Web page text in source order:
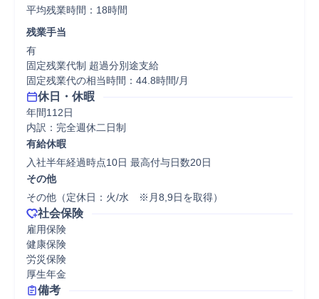
平均残業時間：18時間
残業手当
有
固定残業代制 超過分別途支給
固定残業代の相当時間：44.8時間/月
休日・休暇
年間112日
内訳：完全週休二日制
有給休暇
入社半年経過時点10日 最高付与日数20日
その他
その他（定休日：火/水　※月8,9日を取得）
社会保険
雇用保険
健康保険
労災保険
厚生年金
備考